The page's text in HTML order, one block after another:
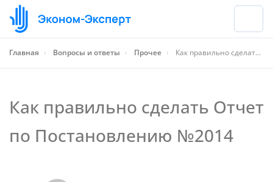
Главная › Вопросы и ответы › Прочее › Как правильно сделать Отчет по Постановлению №2014
Как правильно сделать Отчет
по Постановлению №2014